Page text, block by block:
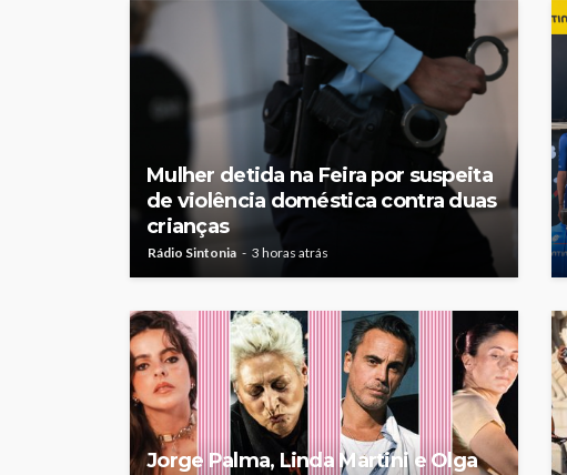
Mulher detida na Feira por suspeita
de violência doméstica contra duas
crianças
Rádio Sintonia 3 horas atrás
Jorge Palma, Linda Martini e Olga
Rádio Sintonia